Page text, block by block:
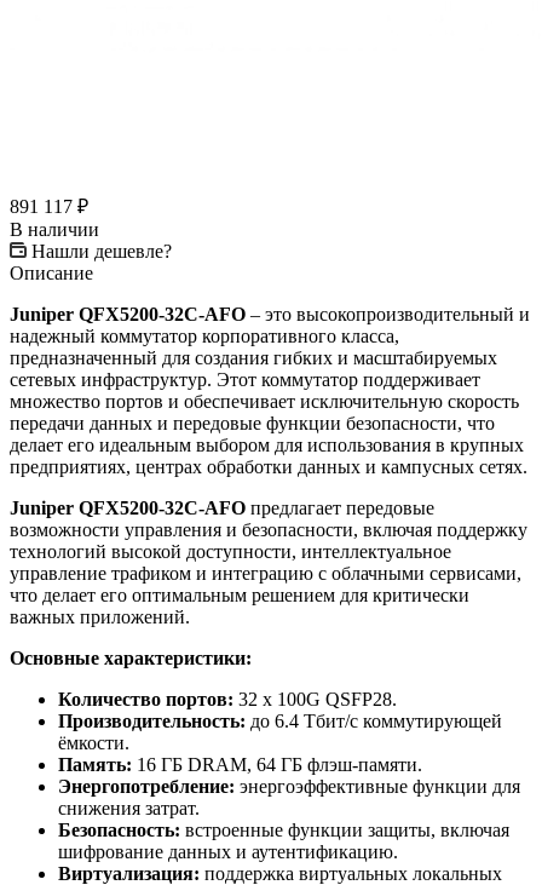
891 117 ₽
В наличии
Нашли дешевле?
Описание
Juniper QFX5200-32C-AFO – это высокопроизводительный и
надежный коммутатор корпоративного класса,
предназначенный для создания гибких и масштабируемых
сетевых инфраструктур. Этот коммутатор поддерживает
множество портов и обеспечивает исключительную скорость
передачи данных и передовые функции безопасности, что
делает его идеальным выбором для использования в крупных
предприятиях, центрах обработки данных и кампусных сетях.
Juniper QFX5200-32C-AFO предлагает передовые
возможности управления и безопасности, включая поддержку
технологий высокой доступности, интеллектуальное
управление трафиком и интеграцию с облачными сервисами,
что делает его оптимальным решением для критически
важных приложений.
Основные характеристики:
Количество портов: 32 x 100G QSFP28.
Производительность: до 6.4 Тбит/с коммутирующей
ёмкости.
Память: 16 ГБ DRAM, 64 ГБ флэш-памяти.
Энергопотребление: энергоэффективные функции для
снижения затрат.
Безопасность: встроенные функции защиты, включая
шифрование данных и аутентификацию.
Виртуализация: поддержка виртуальных локальных